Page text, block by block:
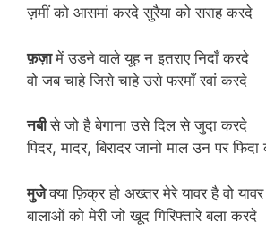
ज़मीं को आसमां करदे सुरैया को सराह करदे
फ़ज़ामें उडने वाले यूह न इतराए निदाँ करदे
वो जब चाहे जिसे चाहे उसे फरमाँ रवां करदे
नबीसे जो है बेगाना उसे दिल से जुदा करदे
पिदर, मादर, बिरादर जानो माल उन पर
मुजेक्या फ़िक्र हो अख्तर मेरे यावर है वो यावर
बालाओं को मेरी जो खूद गिरिफ्तारे बला करदे